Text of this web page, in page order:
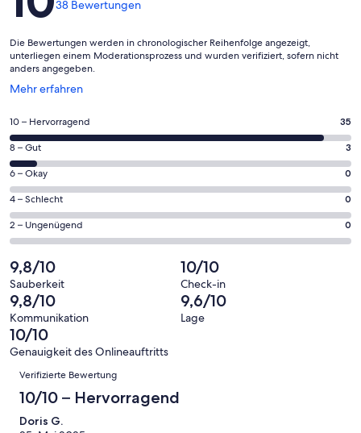
38 Bewertungen
Die Bewertungen werden in chronologischer Reihenfolge angezeigt,
unterliegen einem Moderationsprozess und wurden verifiziert, sofern nicht
anders angegeben.
Mehr erfahren
Wird
einem
neuen
Fenster
geöffnet
35
von
insgesamt
38
Gästebewertungen
haben
eine
Bewertung
von
10
-
Hervorragend
10 – Hervorragend 35
3
von
insgesamt
38
Gästebewertungen
haben
eine
Bewertung
von
8
-
Gut
8 – Gut 3
0
von
insgesamt
38
Gästebewertungen
haben
eine
Bewertung
von
6
-
Okay
6 – Okay 0
0
von
insgesamt
Gästebewertungen
haben
eine
Bewertung
von
4
4 – Schlecht 0
0
von
insgesamt
38
Gästebewertungen
haben
eine
Bewertung
von
2 – Ungenügend 0
9,8/10
Sauberkeit
10/10
Check-in
9,8/10
Kommunikation
9,6/10
Lage
10/10
Genauigkeit des Onlineauftritts
Bewertungen
Verifizierte Bewertung
10/10 – Hervorragend
Doris G.